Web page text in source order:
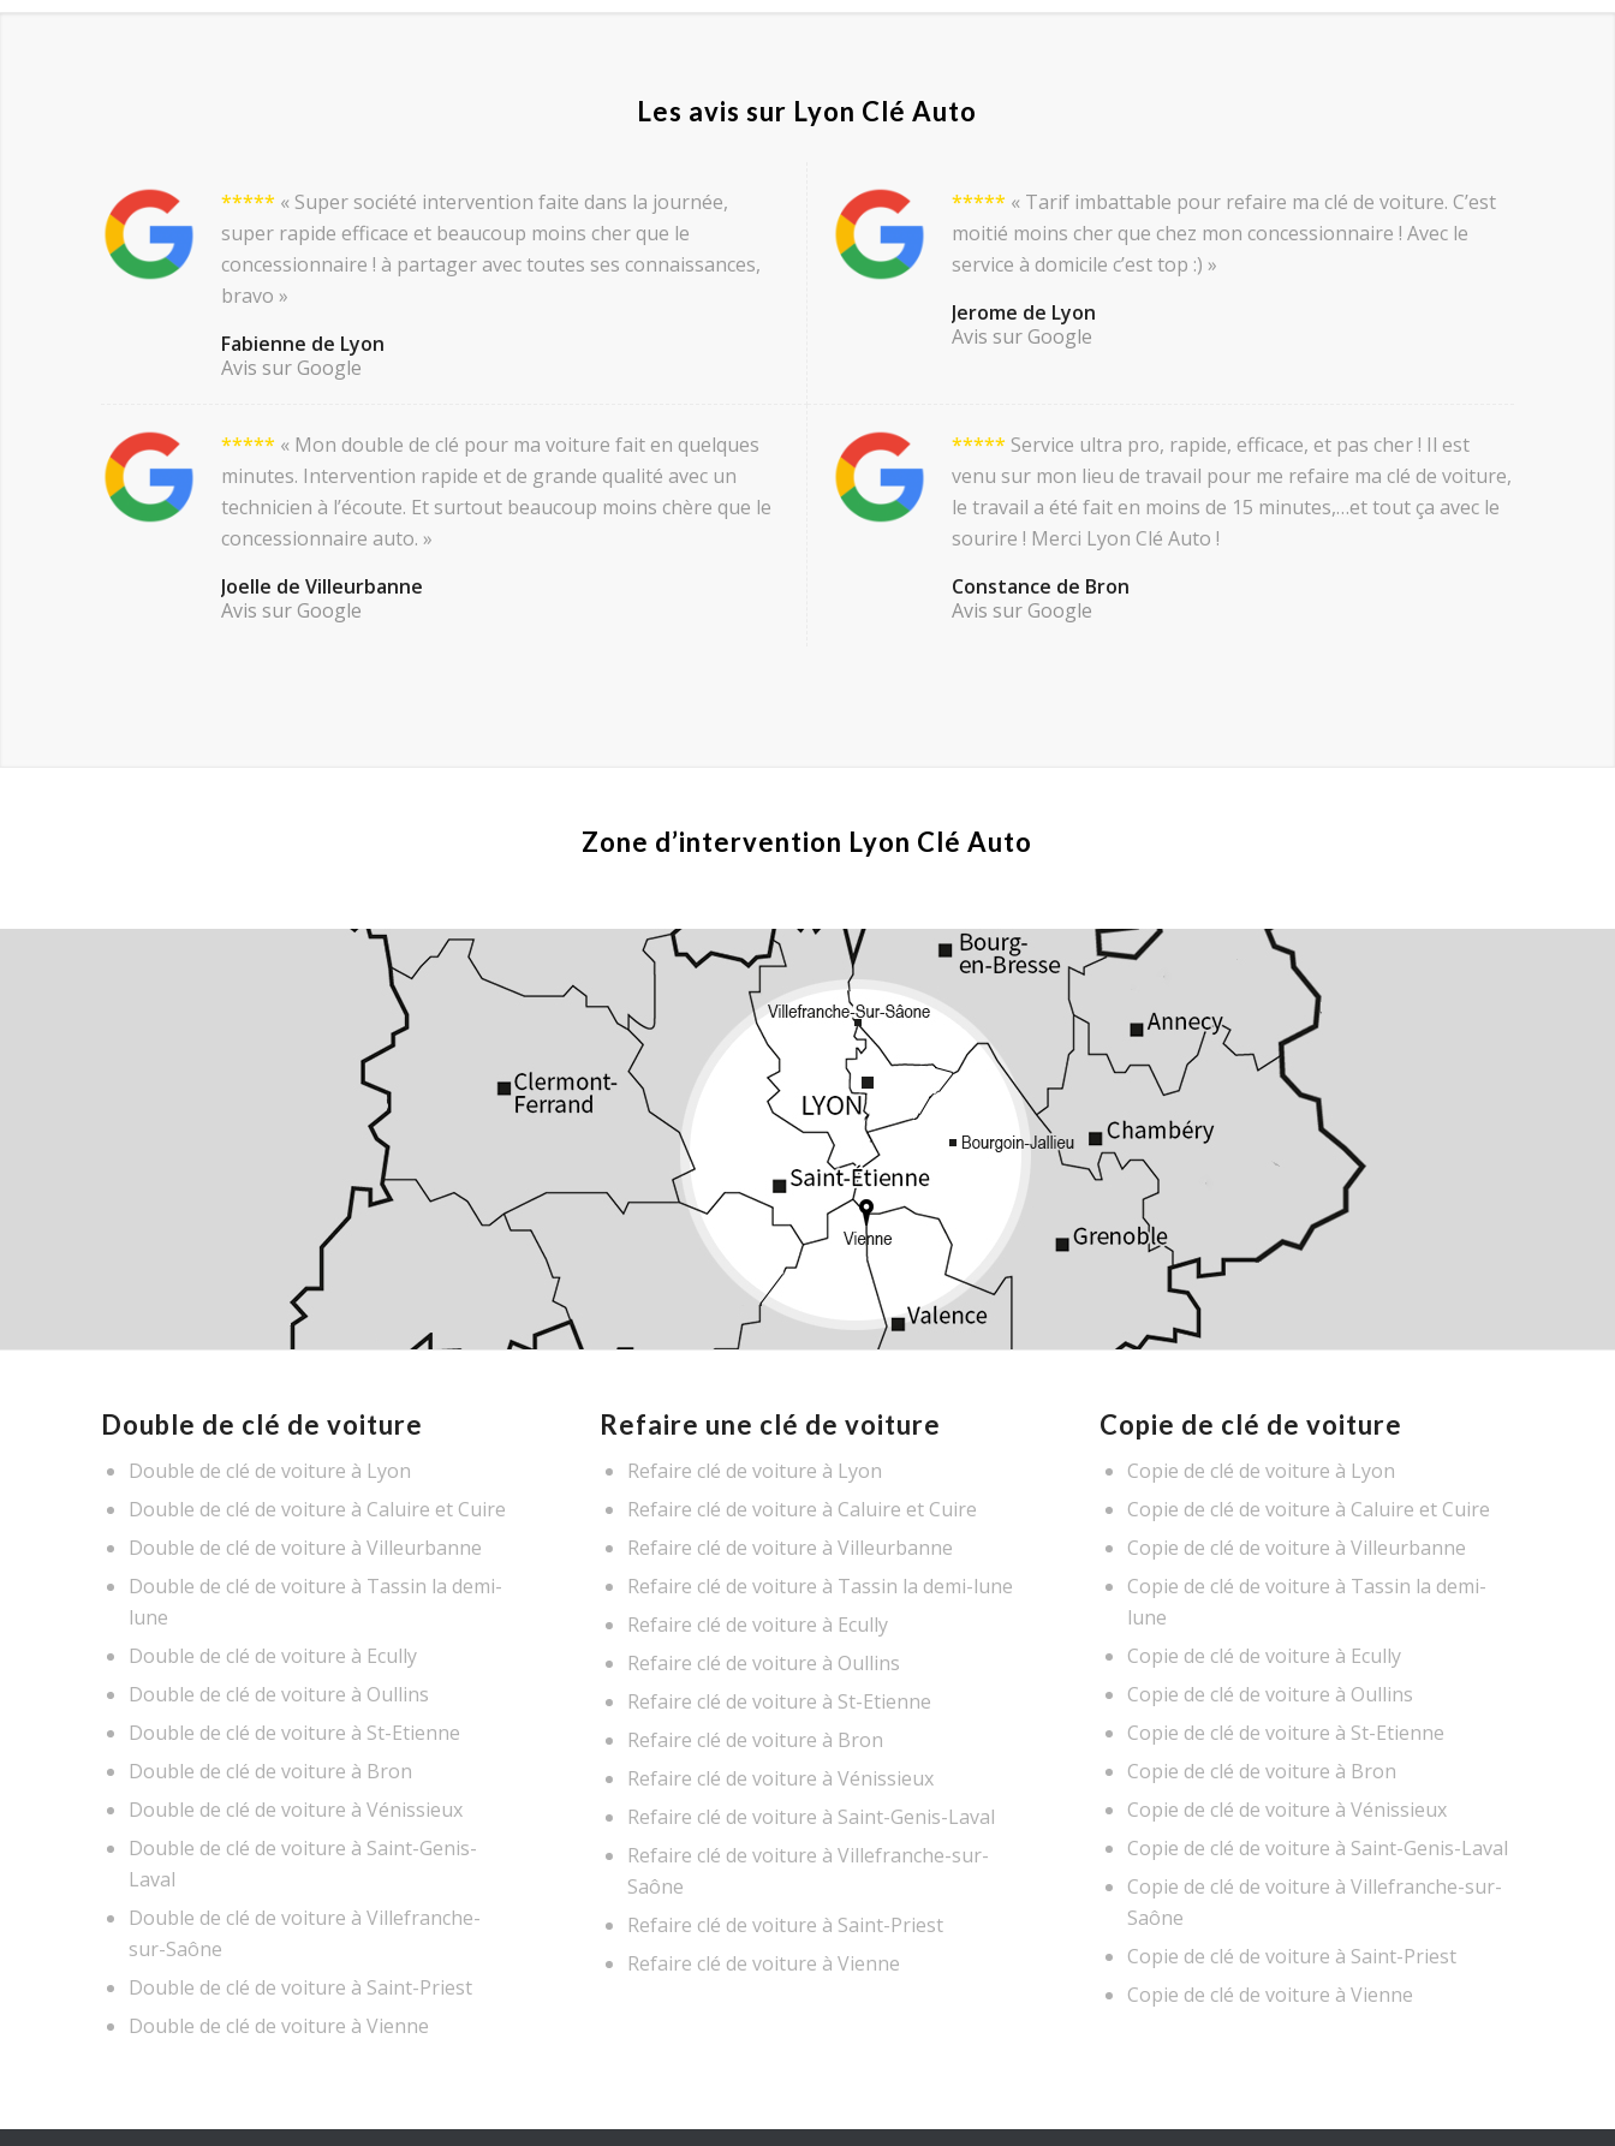
Les avis sur Lyon Clé Auto
***** « Super société intervention faite dans la journée,
super rapide efficace et beaucoup moins cher que le
concessionnaire ! à partager avec toutes ses connaissances,
bravo »
Fabienne de Lyon
Avis sur Google
***** « Tarif imbattable pour refaire ma clé de voiture. C’est
moitié moins cher que chez mon concessionnaire ! Avec le
service à domicile c’est top :) »
Jerome de Lyon
Avis sur Google
***** « Mon double de clé pour ma voiture fait en quelques
minutes. Intervention rapide et de grande qualité avec un
technicien à l’écoute. Et surtout beaucoup moins chère que le
concessionnaire auto. »
Joelle de Villeurbanne
Avis sur Google
***** Service ultra pro, rapide, efficace, et pas cher ! Il est
venu sur mon lieu de travail pour me refaire ma clé de voiture,
le travail a été fait en moins de 15 minutes,…et tout ça avec le
sourire ! Merci Lyon Clé Auto !
Constance de Bron
Avis sur Google
Zone d’intervention Lyon Clé Auto
Double de clé de voiture
Double de clé de voiture à Lyon
Double de clé de voiture à Caluire et Cuire
Double de clé de voiture à Villeurbanne
Double de clé de voiture à Tassin la demi-
lune
Double de clé de voiture à Ecully
Double de clé de voiture à Oullins
Double de clé de voiture à St-Etienne
Double de clé de voiture à Bron
Double de clé de voiture à Vénissieux
Double de clé de voiture à Saint-Genis-
Laval
Double de clé de voiture à Villefranche-
sur-Saône
Double de clé de voiture à Saint-Priest
Double de clé de voiture à Vienne
Refaire une clé de voiture
Refaire clé de voiture à Lyon
Refaire clé de voiture à Caluire et Cuire
Refaire clé de voiture à Villeurbanne
Refaire clé de voiture à Tassin la demi-lune
Refaire clé de voiture à Ecully
Refaire clé de voiture à Oullins
Refaire clé de voiture à St-Etienne
Refaire clé de voiture à Bron
Refaire clé de voiture à Vénissieux
Refaire clé de voiture à Saint-Genis-Laval
Refaire clé de voiture à Villefranche-sur-
Saône
Refaire clé de voiture à Saint-Priest
Refaire clé de voiture à Vienne
Copie de clé de voiture
Copie de clé de voiture à Lyon
Copie de clé de voiture à Caluire et Cuire
Copie de clé de voiture à Villeurbanne
Copie de clé de voiture à Tassin la demi-
lune
Copie de clé de voiture à Ecully
Copie de clé de voiture à Oullins
Copie de clé de voiture à St-Etienne
Copie de clé de voiture à Bron
Copie de clé de voiture à Vénissieux
Copie de clé de voiture à Saint-Genis-Laval
Copie de clé de voiture à Villefranche-sur-
Saône
Copie de clé de voiture à Saint-Priest
Copie de clé de voiture à Vienne